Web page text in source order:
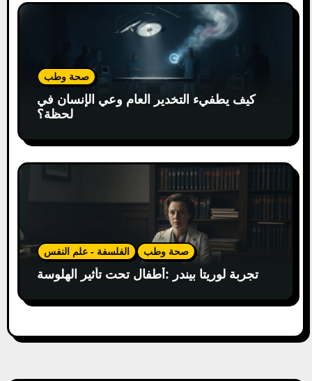
صحة وطب
كيف يطفيء التخدير العام وعي الإنسان في
لحظة؟
الفلسفة - علم النفس صحة وطب
تجربة لوريتا بيندر :أطفال تحت تأثير الهلوسة